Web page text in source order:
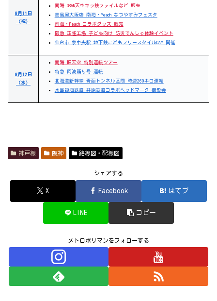
8月11日
（祝）
南海 GRAN天空キラ鉄ファイルなど 販売
高島屋大阪店 南海・Peach なつやすみフェスタ
南海・Peach コラボグッズ 販売
阪急 正雀工場 子ども向け 防災でんしゃ体験イベント
仙台市 泉中央駅 地下鉄こどもフリースタイルDAY 開催
8月12日
（水）
南海 旧天空 特別運転ツアー
特急 阿波踊り号 運転
北海道新幹線 青函トンネル区間 時速260キロ運転
水島臨海鉄道 井原鉄道コラボヘッドマーク 撮影会
神戸線 阪神 路線図・配線図
シェアする
X Facebook はてブ
LINE コピー
メトロポリマンをフォローする